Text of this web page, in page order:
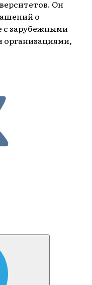
Он
о
с зарубежными
организациями,